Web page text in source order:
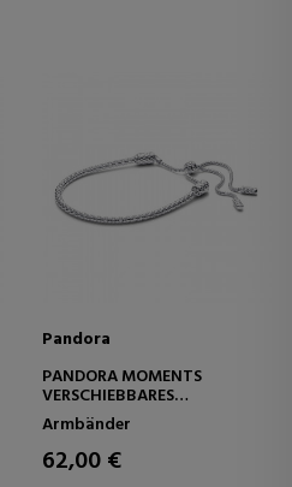
Pandora
PANDORA MOMENTS
VERSCHIEBBARES
NIETENKETTENARMBAND
593090C00
Armbänder
62,00 €